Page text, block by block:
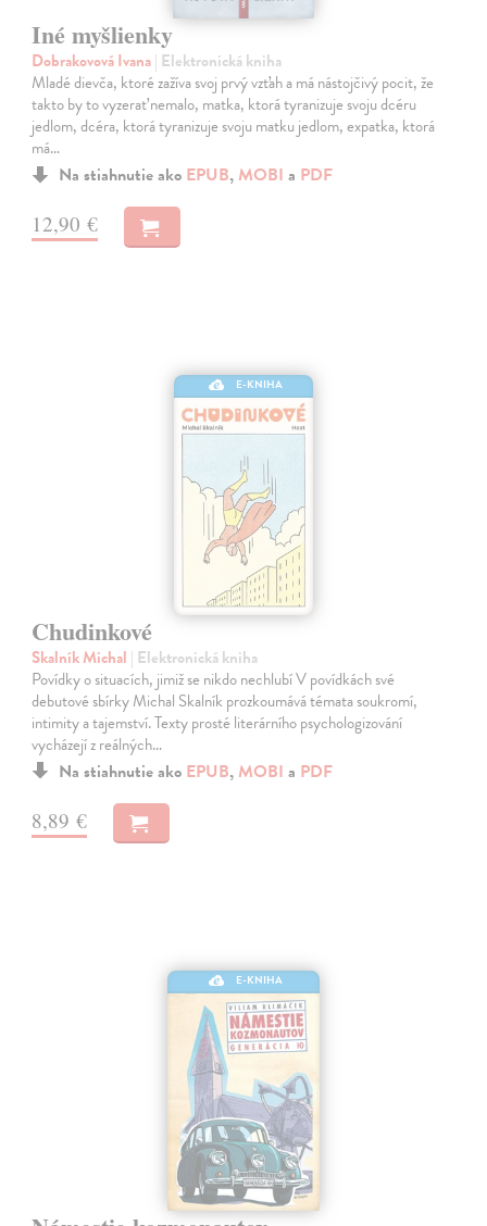
Iné myšlienky
Dobrakovová Ivana| Elektronická kniha
Mladé dievča, ktoré zažíva svoj prvý vzťah a má nástojčivý pocit, že
takto by to vyzerať nemalo, matka, ktorá tyranizuje svoju dcéru
jedlom, dcéra, ktorá tyranizuje svoju matku jedlom, expatka, ktorá
má…
Na stiahnutie ako EPUB, MOBI a PDF
12,90 €
E-KNIHA
Chudinkové
Skalník Michal | Elektronická kniha
Povídky o situacích, jimiž se nikdo nechlubí V povídkách své
debutové sbírky Michal Skalník prozkoumává témata soukromí,
intimity a tajemství. Texty prosté literárního psychologizování
vycházejí z reálných…
Na stiahnutie ako EPUB, MOBI a PDF
8,89 €
E-KNIHA